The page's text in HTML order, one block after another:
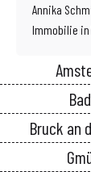
Annika
Immobilie in
Bruck an